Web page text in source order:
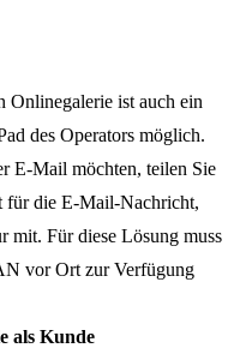
ist auch ein
des Operators möglich.
E-Mail möchten, teilen Sie
für die E-Mail-Nachricht,
mit. Für diese Lösung muss
vor Ort zur Verfügung
als Kunde